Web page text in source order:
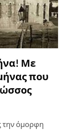
Με
που
την όμορφη